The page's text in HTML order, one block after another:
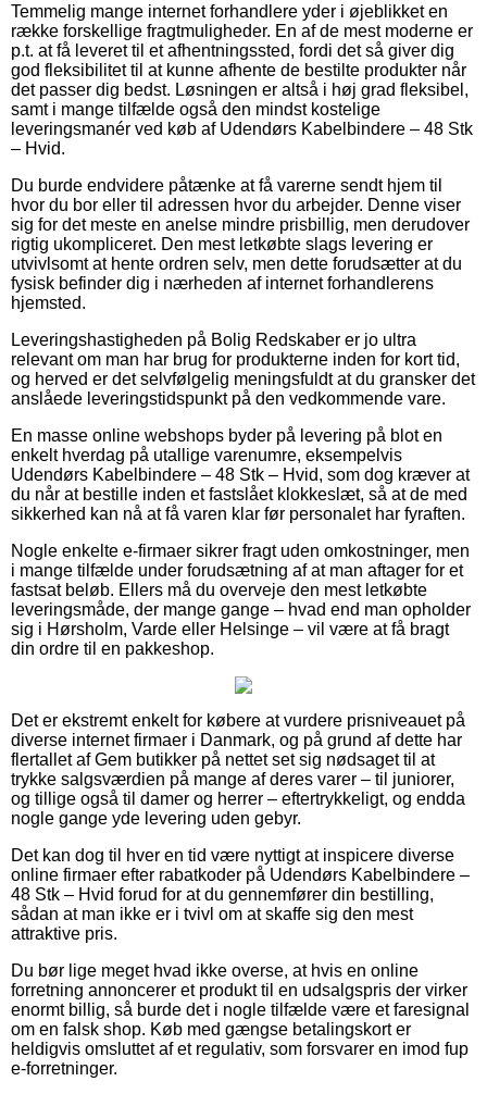
Temmelig mange internet forhandlere yder i øjeblikket en
række forskellige fragtmuligheder. En af de mest moderne er
p.t. at få leveret til et afhentningssted, fordi det så giver dig
god fleksibilitet til at kunne afhente de bestilte produkter når
det passer dig bedst. Løsningen er altså i høj grad fleksibel,
samt i mange tilfælde også den mindst kostelige
leveringsmanér ved køb af Udendørs Kabelbindere – 48 Stk
– Hvid.
Du burde endvidere påtænke at få varerne sendt hjem til
hvor du bor eller til adressen hvor du arbejder. Denne viser
sig for det meste en anelse mindre prisbillig, men derudover
rigtig ukompliceret. Den mest letkøbte slags levering er
utvivlsomt at hente ordren selv, men dette forudsætter at du
fysisk befinder dig i nærheden af internet forhandlerens
hjemsted.
Leveringshastigheden på Bolig Redskaber er jo ultra
relevant om man har brug for produkterne inden for kort tid,
og herved er det selvfølgelig meningsfuldt at du gransker det
anslåede leveringstidspunkt på den vedkommende vare.
En masse online webshops byder på levering på blot en
enkelt hverdag på utallige varenumre, eksempelvis
Udendørs Kabelbindere – 48 Stk – Hvid, som dog kræver at
du når at bestille inden et fastslået klokkeslæt, så at de med
sikkerhed kan nå at få varen klar før personalet har fyraften.
Nogle enkelte e-firmaer sikrer fragt uden omkostninger, men
i mange tilfælde under forudsætning af at man aftager for et
fastsat beløb. Ellers må du overveje den mest letkøbte
leveringsmåde, der mange gange – hvad end man opholder
sig i Hørsholm, Varde eller Helsinge – vil være at få bragt
din ordre til en pakkeshop.
Det er ekstremt enkelt for købere at vurdere prisniveauet på
diverse internet firmaer i Danmark, og på grund af dette har
flertallet af Gem butikker på nettet set sig nødsaget til at
trykke salgsværdien på mange af deres varer – til juniorer,
og tillige også til damer og herrer – eftertrykkeligt, og endda
nogle gange yde levering uden gebyr.
Det kan dog til hver en tid være nyttigt at inspicere diverse
online firmaer efter rabatkoder på Udendørs Kabelbindere –
48 Stk – Hvid forud for at du gennemfører din bestilling,
sådan at man ikke er i tvivl om at skaffe sig den mest
attraktive pris.
Du bør lige meget hvad ikke overse, at hvis en online
forretning annoncerer et produkt til en udsalgspris der virker
enormt billig, så burde det i nogle tilfælde være et faresignal
om en falsk shop. Køb med gængse betalingskort er
heldigvis omsluttet af et regulativ, som forsvarer en imod fup
e-forretninger.